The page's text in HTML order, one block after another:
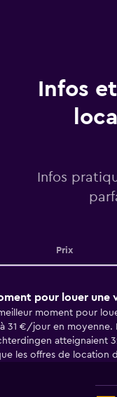
Infos
Infos
Prix
pour louer
moment pour
31 €/jour en
atteignaient
les offres de